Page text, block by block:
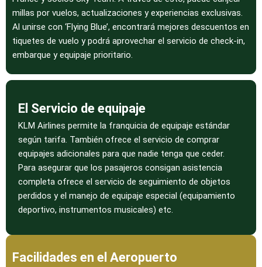
millas por vuelos, actualizaciones y experiencias exclusivas.
Al unirse con ‘Flying Blue’, encontrará mejores descuentos en
tiquetes de vuelo y podrá aprovechar el servicio de check-in,
embarque y equipaje prioritario.
El Servicio de equipaje
KLM Airlines permite la franquicia de equipaje estándar
según tarifa. También ofrece el servicio de comprar
equipajes adicionales para que nadie tenga que ceder.
Para asegurar que los pasajeros consigan asistencia
completa ofrece el servicio de seguimiento de objetos
perdidos y el manejo de equipaje especial (equipamiento
deportivo, instrumentos musicales) etc.
Facilidades en el Aeropuerto